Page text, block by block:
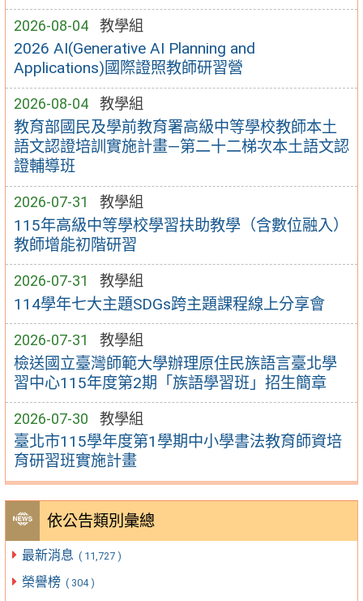
2026-08-04 教學組
2026 AI(Generative AI Planning and
Applications)國際證照教師研習營
2026-08-04 教學組
教育部國民及學前教育署高級中等學校教師本土
語文認證培訓實施計畫—第二十二梯次本土語文認
證輔導班
2026-07-31 教學組
115年高級中等學校學習扶助教學（含數位融入）
教師增能初階研習
2026-07-31 教學組
114學年七大主題SDGs跨主題課程線上分享會
2026-07-31 教學組
檢送國立臺灣師範大學辦理原住民族語言臺北學
習中心115年度第2期「族語學習班」招生簡章
2026-07-30 教學組
臺北市115學年度第1學期中小學書法教育師資培
育研習班實施計畫
依公告類別彙總
最新消息 ( 11,727 )
榮譽榜 ( 304 )